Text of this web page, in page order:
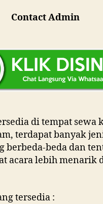
Contact Admin
di tempat sewa
terdapat banyak
berbeda-beda dan
acara lebih menarik
tersedia :